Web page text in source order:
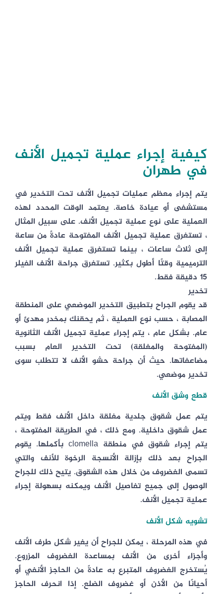
كيفية إجراء عملية تجميل الأنف
في طهران
يتم إجراء معظم عمليات تجميل الأنف تحت التخدير في
مستشفى أو عيادة خاصة. يعتمد الوقت المحدد لهذه
العملية على نوع عملية تجميل الأنف. على سبيل المثال
، تستغرق عملية تجميل الأنف المفتوحة عادةً من ساعة
إلى ثلاث ساعات ، بينما تستغرق عملية تجميل الأنف
الترميمية وقتًا أطول بكثير. تستغرق جراحة الأنف الفيلر
15 دقيقة فقط.
تخدير
قد يقوم الجراح بتطبيق التخدير الموضعي على المنطقة
المصابة ، حسب نوع العملية ، ثم يحقنك بمخدر مهدئ أو
عام. بشكل عام ، يتم إجراء عملية تجميل الأنف الثانوية
(المفتوحة والمغلقة) تحت التخدير العام بسبب
مضاعفاتها. حيث أن جراحة حشو الأنف لا تتطلب سوى
تخدير موضعي.
قطع وشق الأنف
يتم عمل شقوق جلدية مغلقة داخل الأنف فقط ويتم
عمل شقوق داخلية. ومع ذلك ، في الطريقة المفتوحة ،
يتم إجراء شقوق في منطقة clomella بأكملها. يقوم
الجراح بعد ذلك بإزالة الأنسجة الرخوة للأنف والتي
تسمى الغضروف من خلال هذه الشقوق. يتيح ذلك للجراح
الوصول إلى جميع تفاصيل الأنف ويمكنه بسهولة إجراء
عملية تجميل الأنف.
تشويه شكل الأنف
في هذه المرحلة ، يمكن للجراح أن يغير شكل طرف الأنف
وأجزاء أخرى من الأنف بمساعدة الغضروف المزروع.
يُستخرج الغضروف المتبرع به عادةً من الحاجز الأنفي أو
أحيانًا من الأذن أو غضروف الضلع. إذا انحرف الحاجز